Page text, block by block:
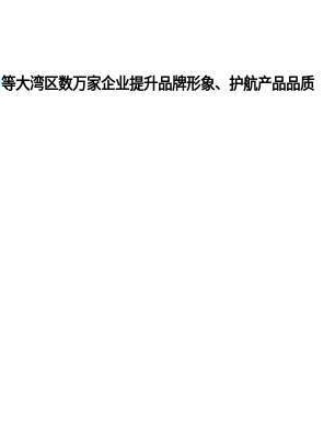
等大湾区数万家企业提升品牌形象、护航产品品质